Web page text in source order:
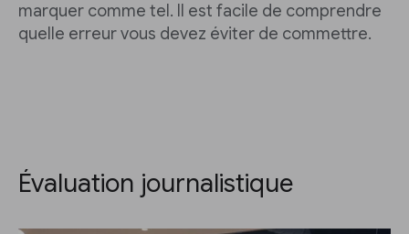
marquer comme tel. Il est facile de comprendre
quelle erreur vous devez éviter de commettre.
Évaluation journalistique